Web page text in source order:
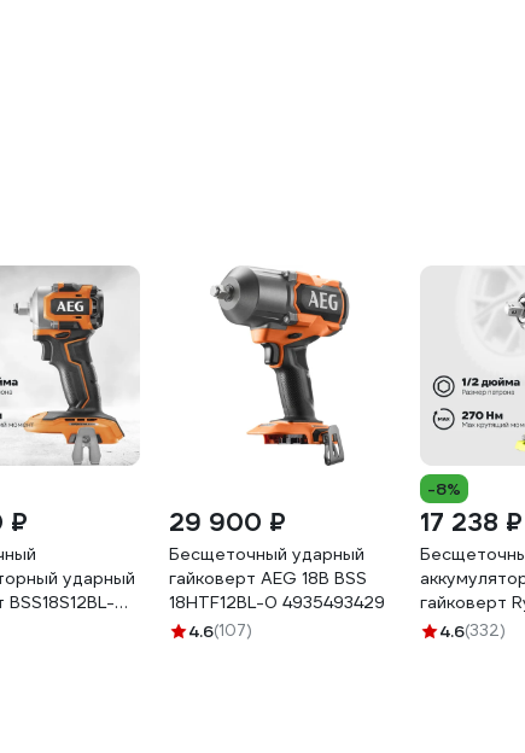
₽
ударный
BSS18S12BL-0
29 900 ₽
Бесщеточный ударный
гайковерт AEG 18В BSS
18HTF12BL-0 4935493429
4.6(107)
-8%
17 238 ₽
гайковерт
R18iW7-0
4.6(332)